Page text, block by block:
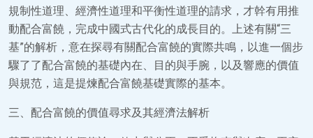
規制性道理、經濟性道理和平衡性道理的請求，才幹有用推
動配合富饒，完成中國式古代化的成長目的。上述有關“三
基”的解析，意在探尋有關配合富饒的實際共鳴，以進一個步
驟了了配合富饒的基礎內在、目的與手腕，以及響應的價值
與規范，這是提煉配合富饒基礎實際的基本。
三、配合富饒的價值尋求及其經濟法解析